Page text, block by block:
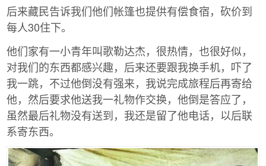
后来藏民告诉我们他们帐篷也提供有偿食宿，砍价到
每人30住下。
他们家有一小青年叫歌勒达杰，很热情，也很好似，
对我们的东西都感兴趣，后来还要跟我换手机，吓了
我一跳，不过他倒没有强来，我说完成旅程后再寄给
他，然后要求他送我一礼物作交换，他倒是答应了，
虽然最后礼物没有送到，我还是留了他电话，以后联
系寄东西。